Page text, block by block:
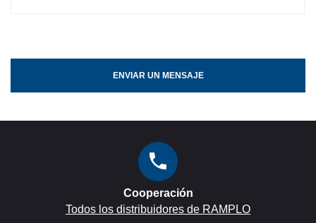
ENVIAR UN MENSAJE
Cooperación
Todos los distribuidores de RAMPLO